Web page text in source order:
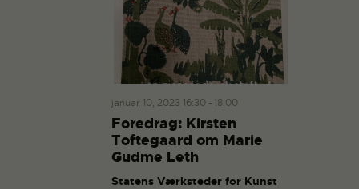
januar 10, 2023 16:30 - 18:00
Foredrag: Kirsten
Toftegaard om Marie
Gudme Leth
Statens Værksteder for Kunst